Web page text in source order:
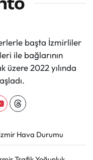
başta İzmirliler
ile bağlarının
üzere 2022 yılında
Hava Durumu